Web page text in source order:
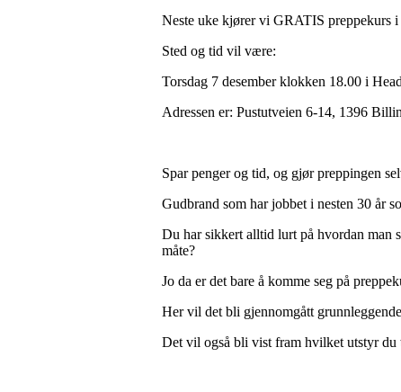
Neste uke kjører vi GRATIS preppekurs
Sted og tid vil være:
Torsdag 7 desember klokken 18.00 i
Adressen er: Pustutveien 6-14, 1396
Spar penger og tid, og gjør preppingen
Gudbrand som har jobbet i nesten 30 år
Du har sikkert alltid lurt på hvordan man
måte?
Jo da er det bare å komme seg på
Her vil det bli gjennomgått
Det vil også bli vist fram hvilket utstyr du